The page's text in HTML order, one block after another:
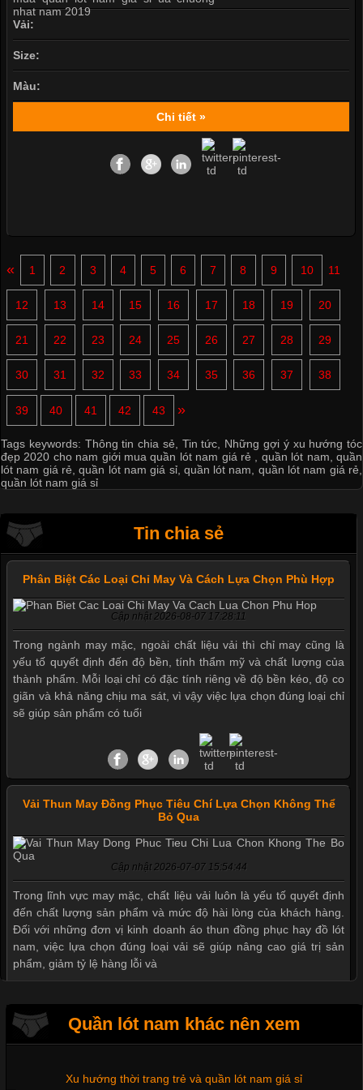
Vải:
Size:
Màu:
Chi tiết »
« 1 2 3 4 5 6 7 8 9 10 11
12 13 14 15 16 17 18 19 20
21 22 23 24 25 26 27 28 29
30 31 32 33 34 35 36 37 38
39 40 41 42 43 »
Tags keywords: Thông tin chia sẻ Tin tức
Những gợi ý xu hướng tóc
đẹp 2020 cho nam giới mua quần lót nam giá rẻ
quần lót nam ,quần
lót nam giá rẻ ,quần lót nam giá sỉ, quần lót nam quần lót nam giá rẻ
quần lót nam giá sỉ
Tin chia sẻ
Phân Biệt Các Loại Chỉ May Và Cách Lựa Chọn Phù Hợp
Cập nhật 2026-08-07 17:28:11
Trong ngành may mặc, ngoài chất liệu vải thì chỉ may cũng là
yếu tố quyết định đến độ bền, tính thẩm mỹ và chất lượng của
thành phẩm. Mỗi loại chỉ có đặc tính riêng về độ bền kéo, độ co
giãn và khả năng chịu ma sát, vì vậy việc lựa chọn đúng loại chỉ
sẽ giúp sản phẩm có tuổi
Vải Thun May Đồng Phục Tiêu Chí Lựa Chọn Không Thể
Bỏ Qua
Cập nhật 2026-07-07 15:54:44
Trong lĩnh vực may mặc, chất liệu vải luôn là yếu tố quyết định
đến chất lượng sản phẩm và mức độ hài lòng của khách hàng.
Đối với những đơn vị kinh doanh áo thun đồng phục hay đồ lót
nam, việc lựa chọn đúng loại vải sẽ giúp nâng cao giá trị sản
phẩm, giảm tỷ lệ hàng lỗi và
Quần lót nam khác nên xem
Mẫu quần short quần lót nam nữ hè thu 2017
Thị hiều quần lót nam bơi lội nam và nữ 2017
Giặt và bảo quản quần lót nam đúng cách